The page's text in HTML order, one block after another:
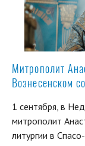
Митрополит
Вознесенском
1 сентября, в
митрополит
литургии в